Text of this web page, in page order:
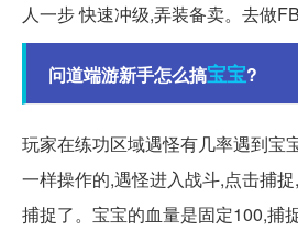
人一步 快速冲级,弄装备卖。去做
问道端游新手怎么搞宝宝?
玩家在练功区域遇怪有几率遇到宝
一样操作的,遇怪进入战斗,点击捕
捕捉了。宝宝的血量是固定100,捕